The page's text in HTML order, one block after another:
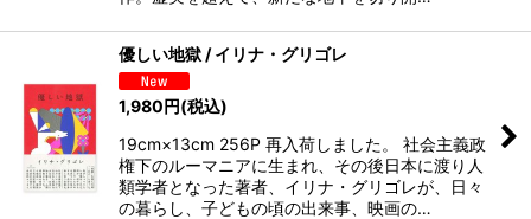
優しい地獄 / イリナ・グリゴレ
1,980円(税込)
19cm×13cm 256P 再入荷しました。 社会主義政
権下のルーマニアに生まれ、その後日本に渡り人
類学者となった著者、イリナ・グリゴレが、日々
の暮らし、子どもの頃の出来事、映画の…